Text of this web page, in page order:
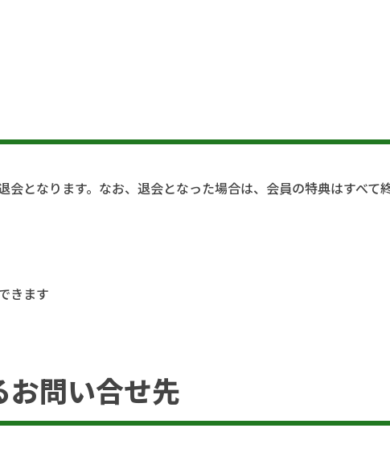
となります。なお、退会となった場合は、会員の特典はすべて終
きます
問い合せ先